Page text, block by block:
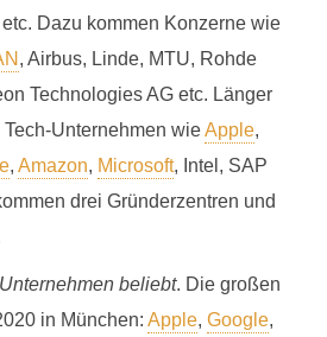
Dazu kommen Konzerne wie
, Airbus, Linde, MTU, Rohde
Technologies AG etc. Länger
Unternehmen wieApple,
, Amazon, Microsoft, Intel, SAP
drei Gründerzentren und
beliebt. Die großen
in München: Apple, Google,